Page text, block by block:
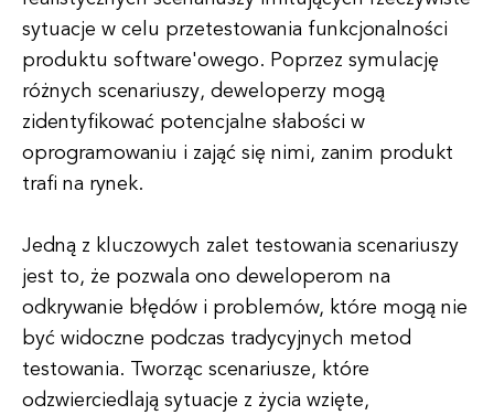
sytuacje w celu przetestowania funkcjonalności
produktu software'owego. Poprzez symulację
różnych scenariuszy, deweloperzy mogą
zidentyfikować potencjalne słabości w
oprogramowaniu i zająć się nimi, zanim produkt
trafi na rynek.
Jedną z kluczowych zalet testowania scenariuszy
jest to, że pozwala ono deweloperom na
odkrywanie błędów i problemów, które mogą nie
być widoczne podczas tradycyjnych metod
testowania. Tworząc scenariusze, które
odzwierciedlają sytuacje z życia wzięte,